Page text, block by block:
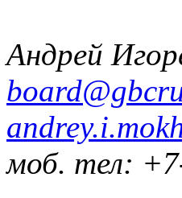
Андрей
моб. тел: